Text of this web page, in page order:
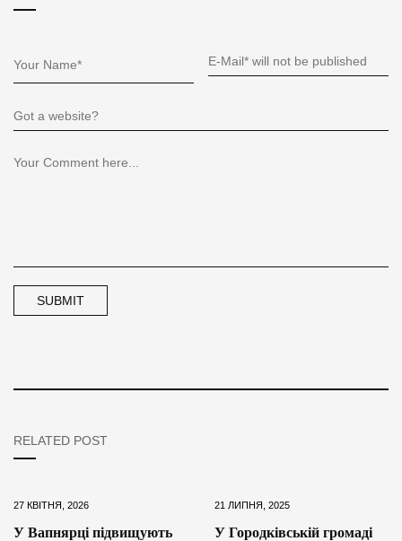
RELATED POST
27 КВІТНЯ, 2026
У Вапнярці підвищують
21 ЛИПНЯ, 2025
У Городківській громаді